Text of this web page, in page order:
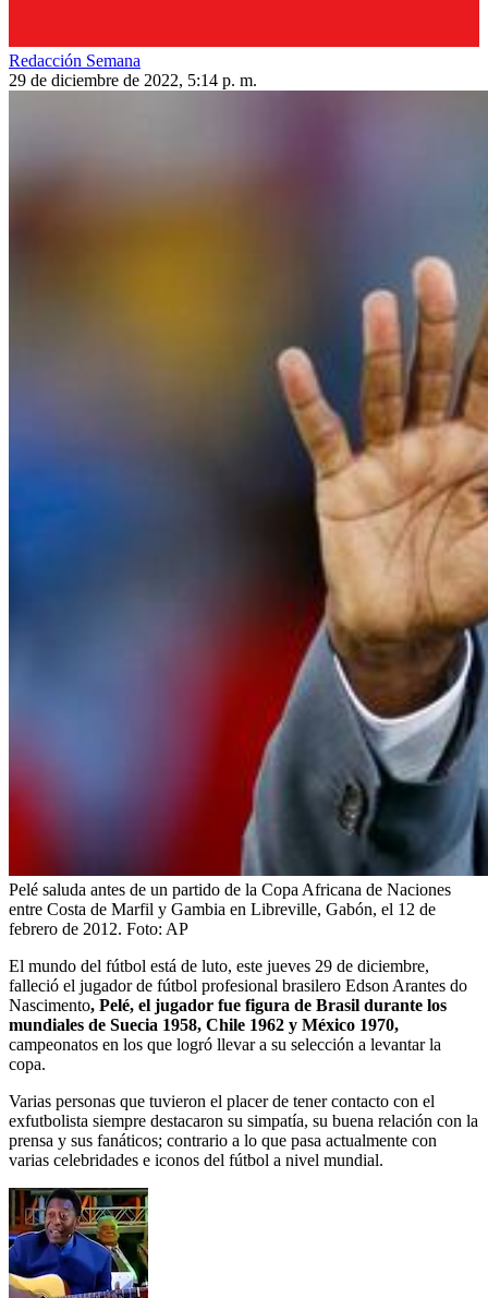
Redacción Semana
29 de diciembre de 2022, 5:14 p. m.
Pelé saluda antes de un partido de la Copa Africana de Naciones
entre Costa de Marfil y Gambia en Libreville, Gabón, el 12 de
febrero de 2012. Foto: AP
El mundo del fútbol está de luto, este jueves 29 de diciembre,
falleció el jugador de fútbol profesional brasilero Edson Arantes do
Nascimento, Pelé, el jugador fue figura de Brasil durante los
mundiales de Suecia 1958, Chile 1962 y México 1970,
campeonatos en los que logró llevar a su selección a levantar la
copa.
Varias personas que tuvieron el placer de tener contacto con el
exfutbolista siempre destacaron su simpatía, su buena relación con la
prensa y sus fanáticos; contrario a lo que pasa actualmente con
varias celebridades e iconos del fútbol a nivel mundial.